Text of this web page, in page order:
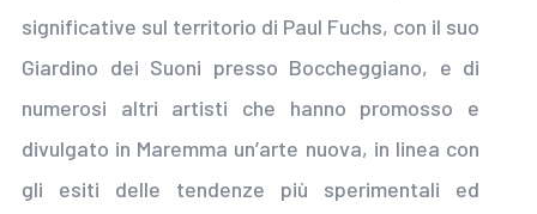
significative sul territorio di Paul Fuchs, con il suo
Giardino dei Suoni presso Boccheggiano, e di
numerosi altri artisti che hanno promosso e
divulgato in Maremma un’arte nuova, in linea con
gli esiti delle tendenze più sperimentali ed